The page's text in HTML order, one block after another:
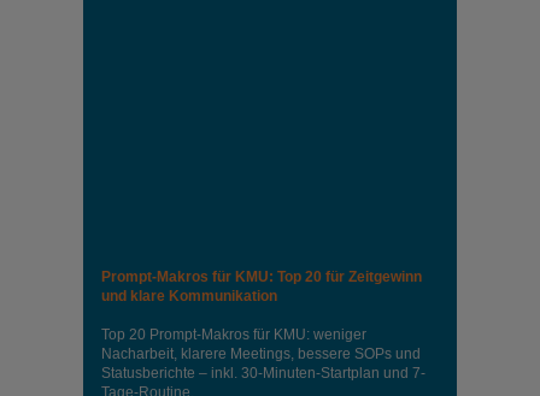
Prompt-Makros für KMU: Top 20 für Zeitgewinn
und klare Kommunikation
Top 20 Prompt-Makros für KMU: weniger
Nacharbeit, klarere Meetings, bessere SOPs und
Statusberichte – inkl. 30-Minuten-Startplan und 7-